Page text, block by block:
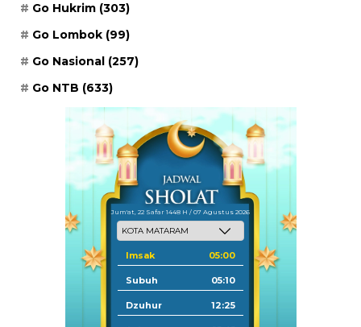
Go Hukrim (303)
Go Lombok (99)
Go Nasional (257)
Go NTB (633)
Jum'at, 22 Safar 1448 H / 07 Agustus 2026
Imsak 05:00
Subuh 05:10
Dzuhur 12:25